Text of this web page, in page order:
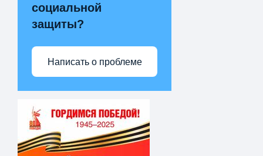
социальной
защиты?
Написать о проблеме